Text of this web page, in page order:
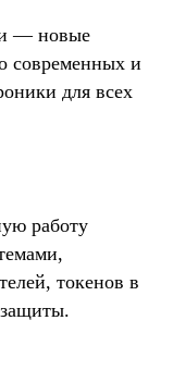
— новые
современных и
для всех
работу
токенов в